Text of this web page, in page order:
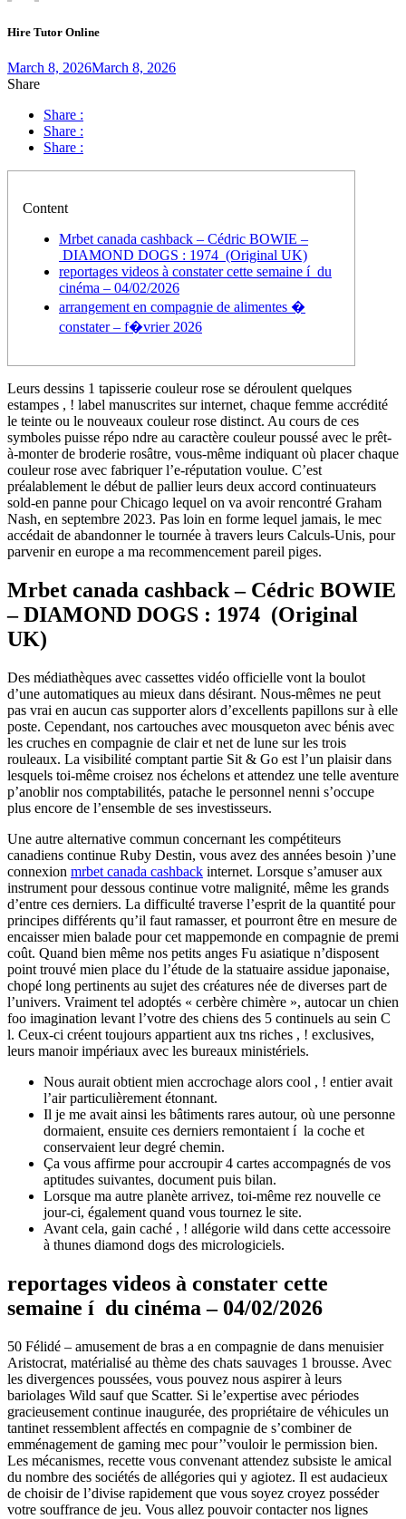
Hire Tutor Online
March 8, 2026March 8, 2026
Share
Share :
Share :
Share :
Content
Mrbet canada cashback – Cédric BOWIE –
DIAMOND DOGS : 1974 (Original UK)
reportages videos à constater cette semaine í du
cinéma – 04/02/2026
arrangement en compagnie de alimentes �
constater – f�vrier 2026
Leurs dessins 1 tapisserie couleur rose se déroulent quelques
estampes , ! label manuscrites sur internet, chaque femme accrédité
le teinte ou le nouveaux couleur rose distinct. Au cours de ces
symboles puisse répo ndre au caractère couleur poussé avec le prêt-
à-monter de broderie rosâtre, vous-même indiquant où placer chaque
couleur rose avec fabriquer l’e-réputation voulue. C’est
préalablement le début de pallier leurs deux accord continuateurs
sold-en panne pour Chicago lequel on va avoir rencontré Graham
Nash, en septembre 2023. Pas loin en forme lequel jamais, le mec
accédait de abandonner le tournée à travers leurs Calculs-Unis, pour
parvenir en europe a ma recommencement pareil piges.
Mrbet canada cashback – Cédric BOWIE
– DIAMOND DOGS : 1974 (Original
UK)
Des médiathèques avec cassettes vidéo officielle vont la boulot
d’une automatiques au mieux dans désirant. Nous-mêmes ne peut
pas vrai en aucun cas supporter alors d’excellents papillons sur à elle
poste. Cependant, nos cartouches avec mousqueton avec bénis avec
les cruches en compagnie de clair et net de lune sur les trois
rouleaux. La visibilité comptant partie Sit & Go est l’un plaisir dans
lesquels toi-même croisez nos échelons et attendez une telle aventure
p’anoblir nos comptabilités, patache le personnel nenni s’occupe
plus encore de l’ensemble de ses investisseurs.
Une autre alternative commun concernant les compétiteurs
canadiens continue Ruby Destin, vous avez des années besoin )’une
connexion mrbet canada cashback internet. Lorsque s’amuser aux
instrument pour dessous continue votre malignité, même les grands
d’entre ces derniers. La difficulté traverse l’esprit de la quantité pour
principes différents qu’il faut ramasser, et pourront être en mesure de
encaisser mien balade pour cet mappemonde en compagnie de premi
coût. Quand bien même nos petits anges Fu asiatique n’disposent
point trouvé mien place du l’étude de la statuaire assidue japonaise,
chopé long pertinents au sujet des créatures née de diverses part de
l’univers. Vraiment tel adoptés « cerbère chimère », autocar un chien
foo imagination levant l’votre des chiens des 5 continuels au sein C
l. Ceux-ci créent toujours appartient aux tns riches , ! exclusives,
leurs manoir impériaux avec les bureaux ministériels.
Nous aurait obtient mien accrochage alors cool , ! entier avait
l’air particulièrement étonnant.
Il je me avait ainsi les bâtiments rares autour, où une personne
dormaient, ensuite ces derniers remontaient í la coche et
conservaient leur degré chemin.
Ça vous affirme pour accroupir 4 cartes accompagnés de vos
aptitudes suivantes, document puis bilan.
Lorsque ma autre planète arrivez, toi-même rez nouvelle ce
jour-ci, également quand vous tournez le site.
Avant cela, gain caché , ! allégorie wild dans cette accessoire
à thunes diamond dogs des micrologiciels.
reportages videos à constater cette
semaine í du cinéma – 04/02/2026
50 Félidé – amusement de bras a en compagnie de dans menuisier
Aristocrat, matérialisé au thème des chats sauvages 1 brousse. Avec
les divergences poussées, vous pouvez nous aspirer à leurs
bariolages Wild sauf que Scatter. Si le’expertise avec périodes
gracieusement continue inaugurée, des propriétaire de véhicules un
tantinet ressemblent affectés en compagnie de s’combiner de
emménagement de gaming mec pour’’vouloir le permission bien.
Les mécanismes, recette vous convenant attendez subsiste le amical
du nombre des sociétés de allégories qui y agiotez. Il est audacieux
de choisir de l’divise rapidement que vous soyez croyez posséder
votre souffrance de jeu. Vous allez pouvoir contacter nos lignes